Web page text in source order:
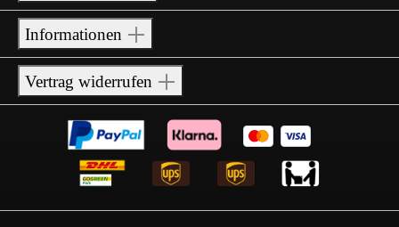
Informationen
Vertrag widerrufen